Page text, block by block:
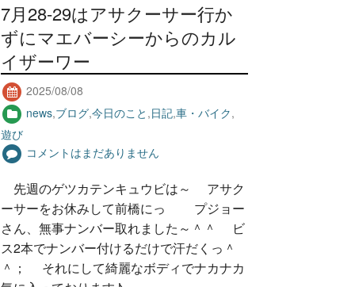
7月28-29はアサクーサー行か
ずにマエバーシーからのカル
イザーワー
2025/08/08
news,ブログ,今日のこと ,日記,車・バイク,
遊び
コメントはまだありません
先週のゲツカテンキュウビは～ アサク
ーサーをお休みして前橋にっ プジョー
さん、無事ナンバー取れました～＾＾ ビ
ス2本でナンバー付けるだけで汗だくっ＾
＾； それにして綺麗なボディでナカナカ